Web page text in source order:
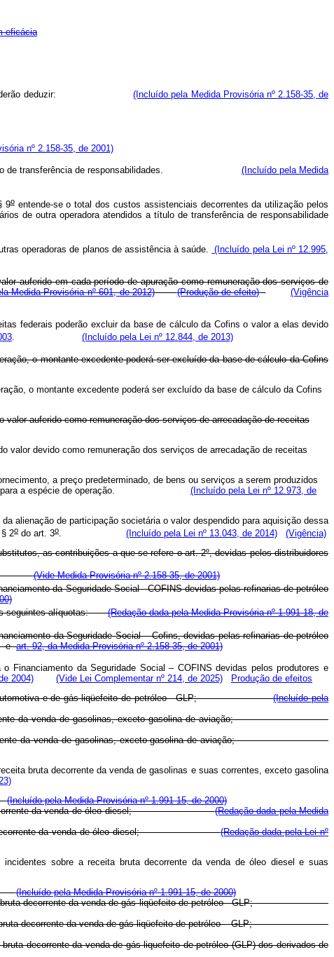
eficácia
à saúde poderão deduzir:(Incluído pela Medida Provisória nº 2.158-35, de
nº 2.158-35, de 2001)
a título de transferência de responsabilidades. (Incluído pela Medida
9oentende-se o total dos custos assistenciais decorrentes da utilização pelos
de outra operadora atendidos a título de transferência de responsabilidade
operadoras de planos de assistência à saúde. (Incluído pela Lei nº 12.995,
auferido em cada período de apuração como remuneração dos serviços de
Medida Provisória nº 601, de 2012) (Produção de efeito)
(Vigência
federais poderão excluir da base de cálculo da Cofins o valor a elas devido
. (Incluído pela Lei nº 12.844, de 2013)
o montante excedente poderá ser excluído da base de cálculo da Cofins
o montante excedente poderá ser excluído da base de cálculo da Cofins
auferido como remuneração dos serviços de arrecadação de receitas
valor devido como remuneração dos serviços de arrecadação de receitas
a preço predeterminado, de bens ou serviços a serem produzidos
previstos para a espécie de operação. (Incluído pela Lei nº 12.973, de
alienação de participação societária o valor despendido para aquisição dessa
2o do art. 3o (Incluído pela Lei nº 13.043, de 2014)
(Vigência)
as contribuições a que se refere o art. 2º, devidas pelos distribuidores
(Vide Medida Provisória nº 2.158-35, de 2001)
da Seguridade Social - COFINS devidas pelas refinarias de petróleo
nas seguintes alíquotas:(Redação dada pela Medida Provisória nº 1.991-18, de
da Seguridade Social – Cofins, devidas pelas refinarias de petróleo
eart. 92, da Medida Provisória nº 2.158-35, de 2001)
da Seguridade Social – COFINS devidas pelos produtores e
2004) (Vide Lei Complementar nº 214, de 2025)
Produção de efeitos
gasolina automotiva e de gás liqüefeito de petróleo - GLP;(Incluído pela
decorrente da venda de gasolinas, exceto gasolina de aviação;
decorrente da venda de gasolinas, exceto gasolina de aviação;
bruta decorrente da venda de gasolinas e suas correntes, exceto gasolina
(Incluído pela Medida Provisória nº 1.991-15, de 2000)
bruta decorrente da venda de óleo diesel;(Redação dada pela Medida
bruta decorrente da venda de óleo diesel;(Redação dada pela Lei nº
sobre a receita bruta decorrente da venda de óleo diesel e suas
(Incluído pela Medida Provisória nº 1.991-15, de 2000)
receita bruta decorrente da venda de gás liqüefeito de petróleo - GLP;
receita bruta decorrente da venda de gás liqüefeito de petróleo – GLP;
decorrente da venda de gás liquefeito de petróleo (GLP) dos derivados de